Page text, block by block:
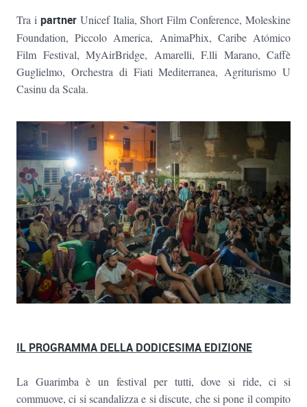
Tra i partnerUnicef Italia, Short Film Conference, Moleskine
Foundation, Piccolo America, AnimaPhix, Caribe Atómico
Film Festival, MyAirBridge, Amarelli, F.lli Marano, Caffè
Guglielmo, Orchestra di Fiati Mediterranea, Agriturismo U
Casinu da Scala.
IL PROGRAMMA DELLA DODICESIMA EDIZIONE
La Guarimba è un festival per tutti, dove si ride, ci si
commuove, ci si scandalizza e si discute, che si pone il compito